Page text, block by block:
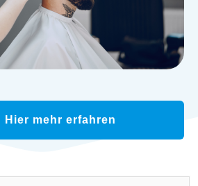
Hier mehr erfahren